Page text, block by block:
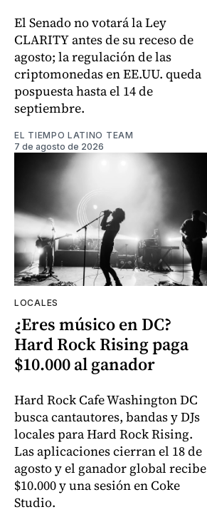
El Senado no votará la Ley
CLARITY antes de su receso de
agosto; la regulación de las
criptomonedas en EE.UU. queda
pospuesta hasta el 14 de
septiembre.
EL TIEMPO LATINO TEAM
7 de agosto de 2026
LOCALES
¿Eres músico en DC?
Hard Rock Rising paga
$10.000 al ganador
Hard Rock Cafe Washington DC
busca cantautores, bandas y DJs
locales para Hard Rock Rising.
Las aplicaciones cierran el 18 de
agosto y el ganador global recibe
$10.000 y una sesión en Coke
Studio.